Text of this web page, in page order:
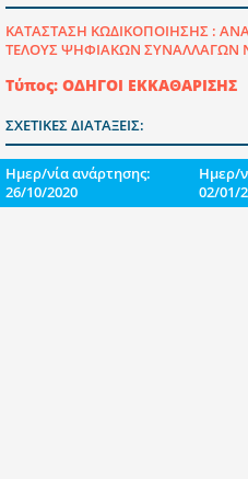
ΚΑΤΑΣΤΑΣΗ ΚΩΔΙΚΟΠΟΙΗΣΗΣ :
ΤΕΛΟΥΣ ΨΗΦΙΑΚΩΝ ΣΥΝΑΛΛΑΓΩΝ Ν
Τύπος: ΟΔΗΓΟΙ ΕΚΚΑΘΑΡΙΣΗΣ
ΣΧΕΤΙΚΕΣ ΔΙΑΤΑΞΕΙΣ:
Ημερ/νία ανάρτησης:
26/10/2020
Ημερ/
02/01/